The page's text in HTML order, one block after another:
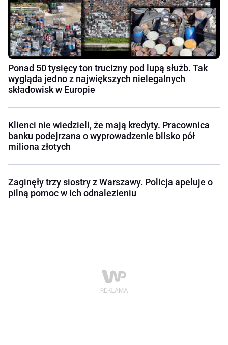
Ponad 50 tysięcy ton trucizny pod lupą służb. Tak
wygląda jedno z największych nielegalnych
składowisk w Europie
Klienci nie wiedzieli, że mają kredyty. Pracownica
banku podejrzana o wyprowadzenie blisko pół
miliona złotych
Zaginęły trzy siostry z Warszawy. Policja apeluje o
pilną pomoc w ich odnalezieniu